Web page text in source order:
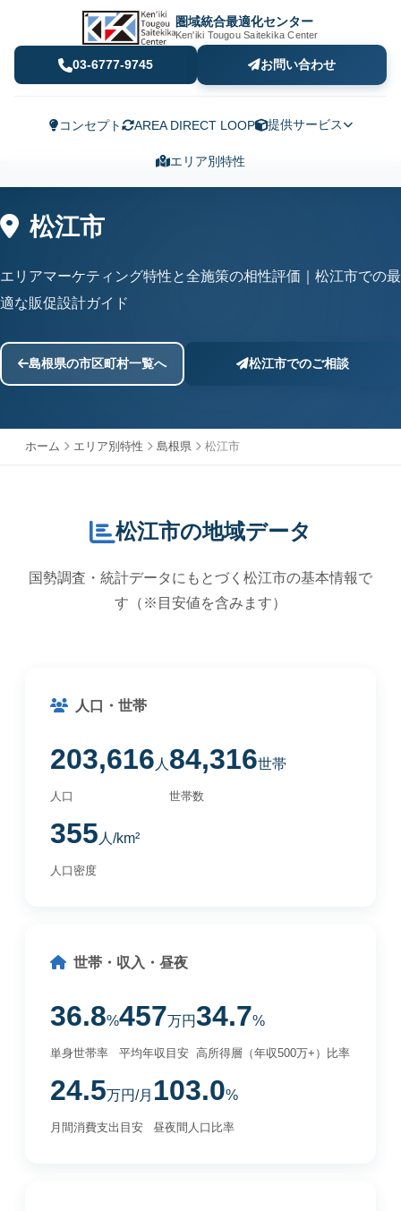
圏域統合最適化センター
Ken'iki Tougou Saitekika Center
03-6777-9745 お問い合わせ
コンセプト AREA DIRECT LOOP 提供サービス
エリア別特性
松江市
エリアマーケティング特性と全施策の相性評価｜松江市での最
適な販促設計ガイド
島根県の市区町村一覧へ 松江市でのご相談
ホーム エリア別特性 島根県 松江市
松江市の地域データ
国勢調査・統計データにもとづく松江市の基本情報で
す（※目安値を含みます）
人口・世帯
203,616 人
人口
84,316世帯
世帯数
355 人/km²
人口密度
世帯・収入・昼夜
36.8%
単身世帯率
457万円
平均年収目安
34.7%
高所得層（年収500万+）比率
24.5万円/月
月間消費支出目安
103.0%
昼夜間人口比率